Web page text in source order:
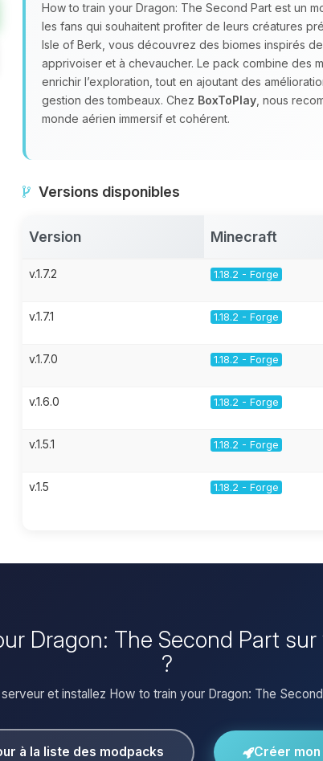
How to train your Dragon: The Second Part est un
les fans qui souhaitent profiter de leurs créatures
Isle of Berk, vous découvrez des biomes inspirés
apprivoiser et à chevaucher. Le pack combine des
enrichir l’exploration, tout en ajoutant des
gestion des tombeaux. Chez BoxToPlay , nous
monde aérien immersif et cohérent.
Versions disponibles
Version Minecraft
v.1.7.2 1.18.2 - Forge
v.1.7.1 1.18.2 - Forge
v.1.7.0 1.18.2 - Forge
v.1.6.0 1.18.2 - Forge
v.1.5.1 1.18.2 - Forge
v.1.5 1.18.2 - Forge
Dragon: The Second Part
?
et installez How to train your Dragon: The
à la liste des modpacks Créer